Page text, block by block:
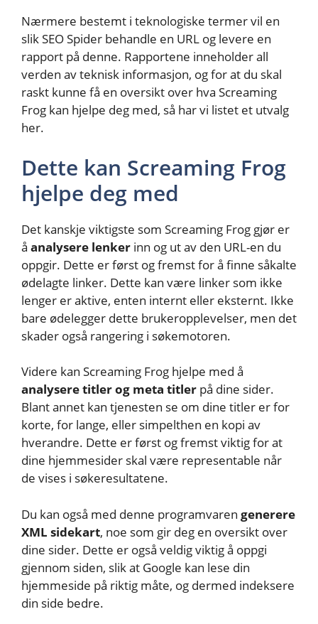
Nærmere bestemt i teknologiske termer vil en
slik SEO Spider behandle en URL og levere en
rapport på denne. Rapportene inneholder all
verden av teknisk informasjon, og for at du skal
raskt kunne få en oversikt over hva Screaming
Frog kan hjelpe deg med, så har vi listet et utvalg
her.
Dette kan Screaming Frog
hjelpe deg med
Det kanskje viktigste som Screaming Frog gjør er
å analysere lenker inn og ut av den URL-en du
oppgir. Dette er først og fremst for å finne såkalte
ødelagte linker. Dette kan være linker som ikke
lenger er aktive, enten internt eller eksternt. Ikke
bare ødelegger dette brukeropplevelser, men det
skader også rangering i søkemotoren.
Videre kan Screaming Frog hjelpe med å
analysere titler og meta titler på dine sider.
Blant annet kan tjenesten se om dine titler er for
korte, for lange, eller simpelthen en kopi av
hverandre. Dette er først og fremst viktig for at
dine hjemmesider skal være representable når
de vises i søkeresultatene.
Du kan også med denne programvaren generere
XML sidekart, noe som gir deg en oversikt over
dine sider. Dette er også veldig viktig å oppgi
gjennom siden, slik at Google kan lese din
hjemmeside på riktig måte, og dermed indeksere
din side bedre.